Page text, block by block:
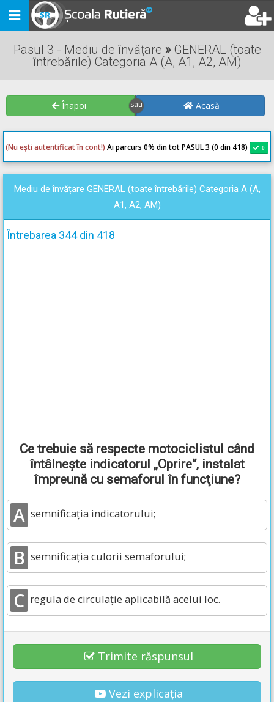
Toggle
navigation
Pasul 3 - Mediu de învățare »GENERAL (toate
întrebările) Categoria A (A, A1, A2, AM)
Înapoi Acasă
(Nu ești autentificat în cont!) Ai parcurs 0% din tot PASUL 3 (0 din 418) 0
Mediu de învățare GENERAL (toate întrebările) Categoria A (A,
A1, A2, AM)
Întrebarea 344 din 418
Ce trebuie să respecte motociclistul când
întâlneşte indicatorul „Oprire“, instalat
împreună cu semaforul în funcţiune?
A semnificaţia indicatorului;
B semnificaţia culorii semaforului;
C regula de circulaţie aplicabilă acelui loc.
Trimite răspunsul
Vezi explicația